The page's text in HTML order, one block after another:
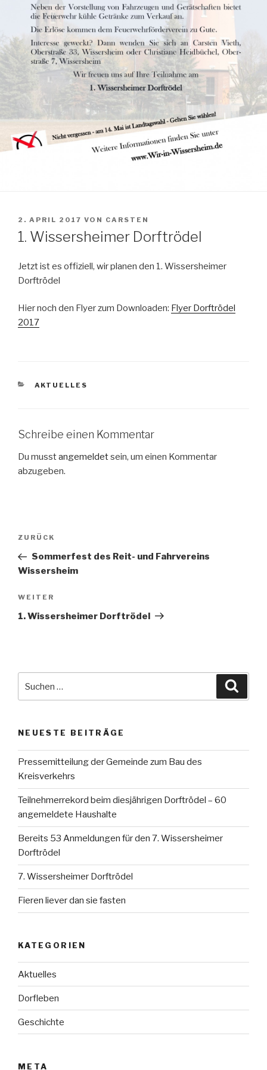
VERÖFFENTLICHT
AM
2. APRIL 2017 VON CARSTEN
1. Wissersheimer Dorftrödel
Jetzt ist es offiziell, wir planen den 1. Wissersheimer
Dorftrödel
Hier noch den Flyer zum Downloaden: Flyer Dorftrödel
2017
KATEGORIEN
AKTUELLES
Schreibe einen Kommentar
Du musstangemeldetsein, um einen Kommentar
abzugeben.
Beitragsnavigation
Vorheriger
Beitrag
ZURÜCK
Sommerfest des Reit- und Fahrvereins
Wissersheim
Nächster
Beitrag
WEITER
1. Wissersheimer Dorftrödel
nach:
NEUESTE BEITRÄGE
Pressemitteilung der Gemeinde zum Bau des
Kreisverkehrs
Teilnehmerrekord beim diesjährigen Dorftrödel – 60
angemeldete Haushalte
Bereits 53 Anmeldungen für den 7. Wissersheimer
Dorftrödel
7. Wissersheimer Dorftrödel
Fieren liever dan sie fasten
KATEGORIEN
Aktuelles
Dorfleben
Geschichte
META